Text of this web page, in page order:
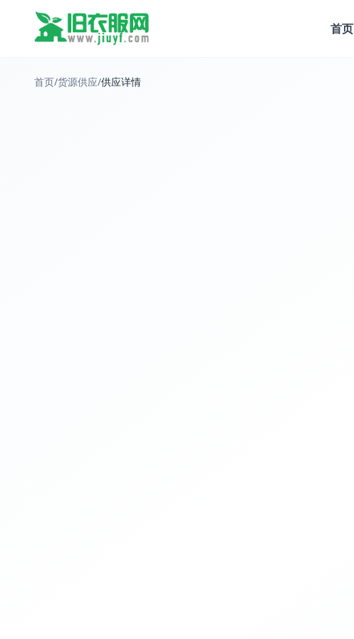
首页
首页/货源供应/供应详情